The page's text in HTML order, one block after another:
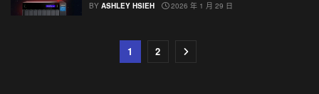
BY ASHLEY HSIEH 2026 年 1 月 29 日
1 2